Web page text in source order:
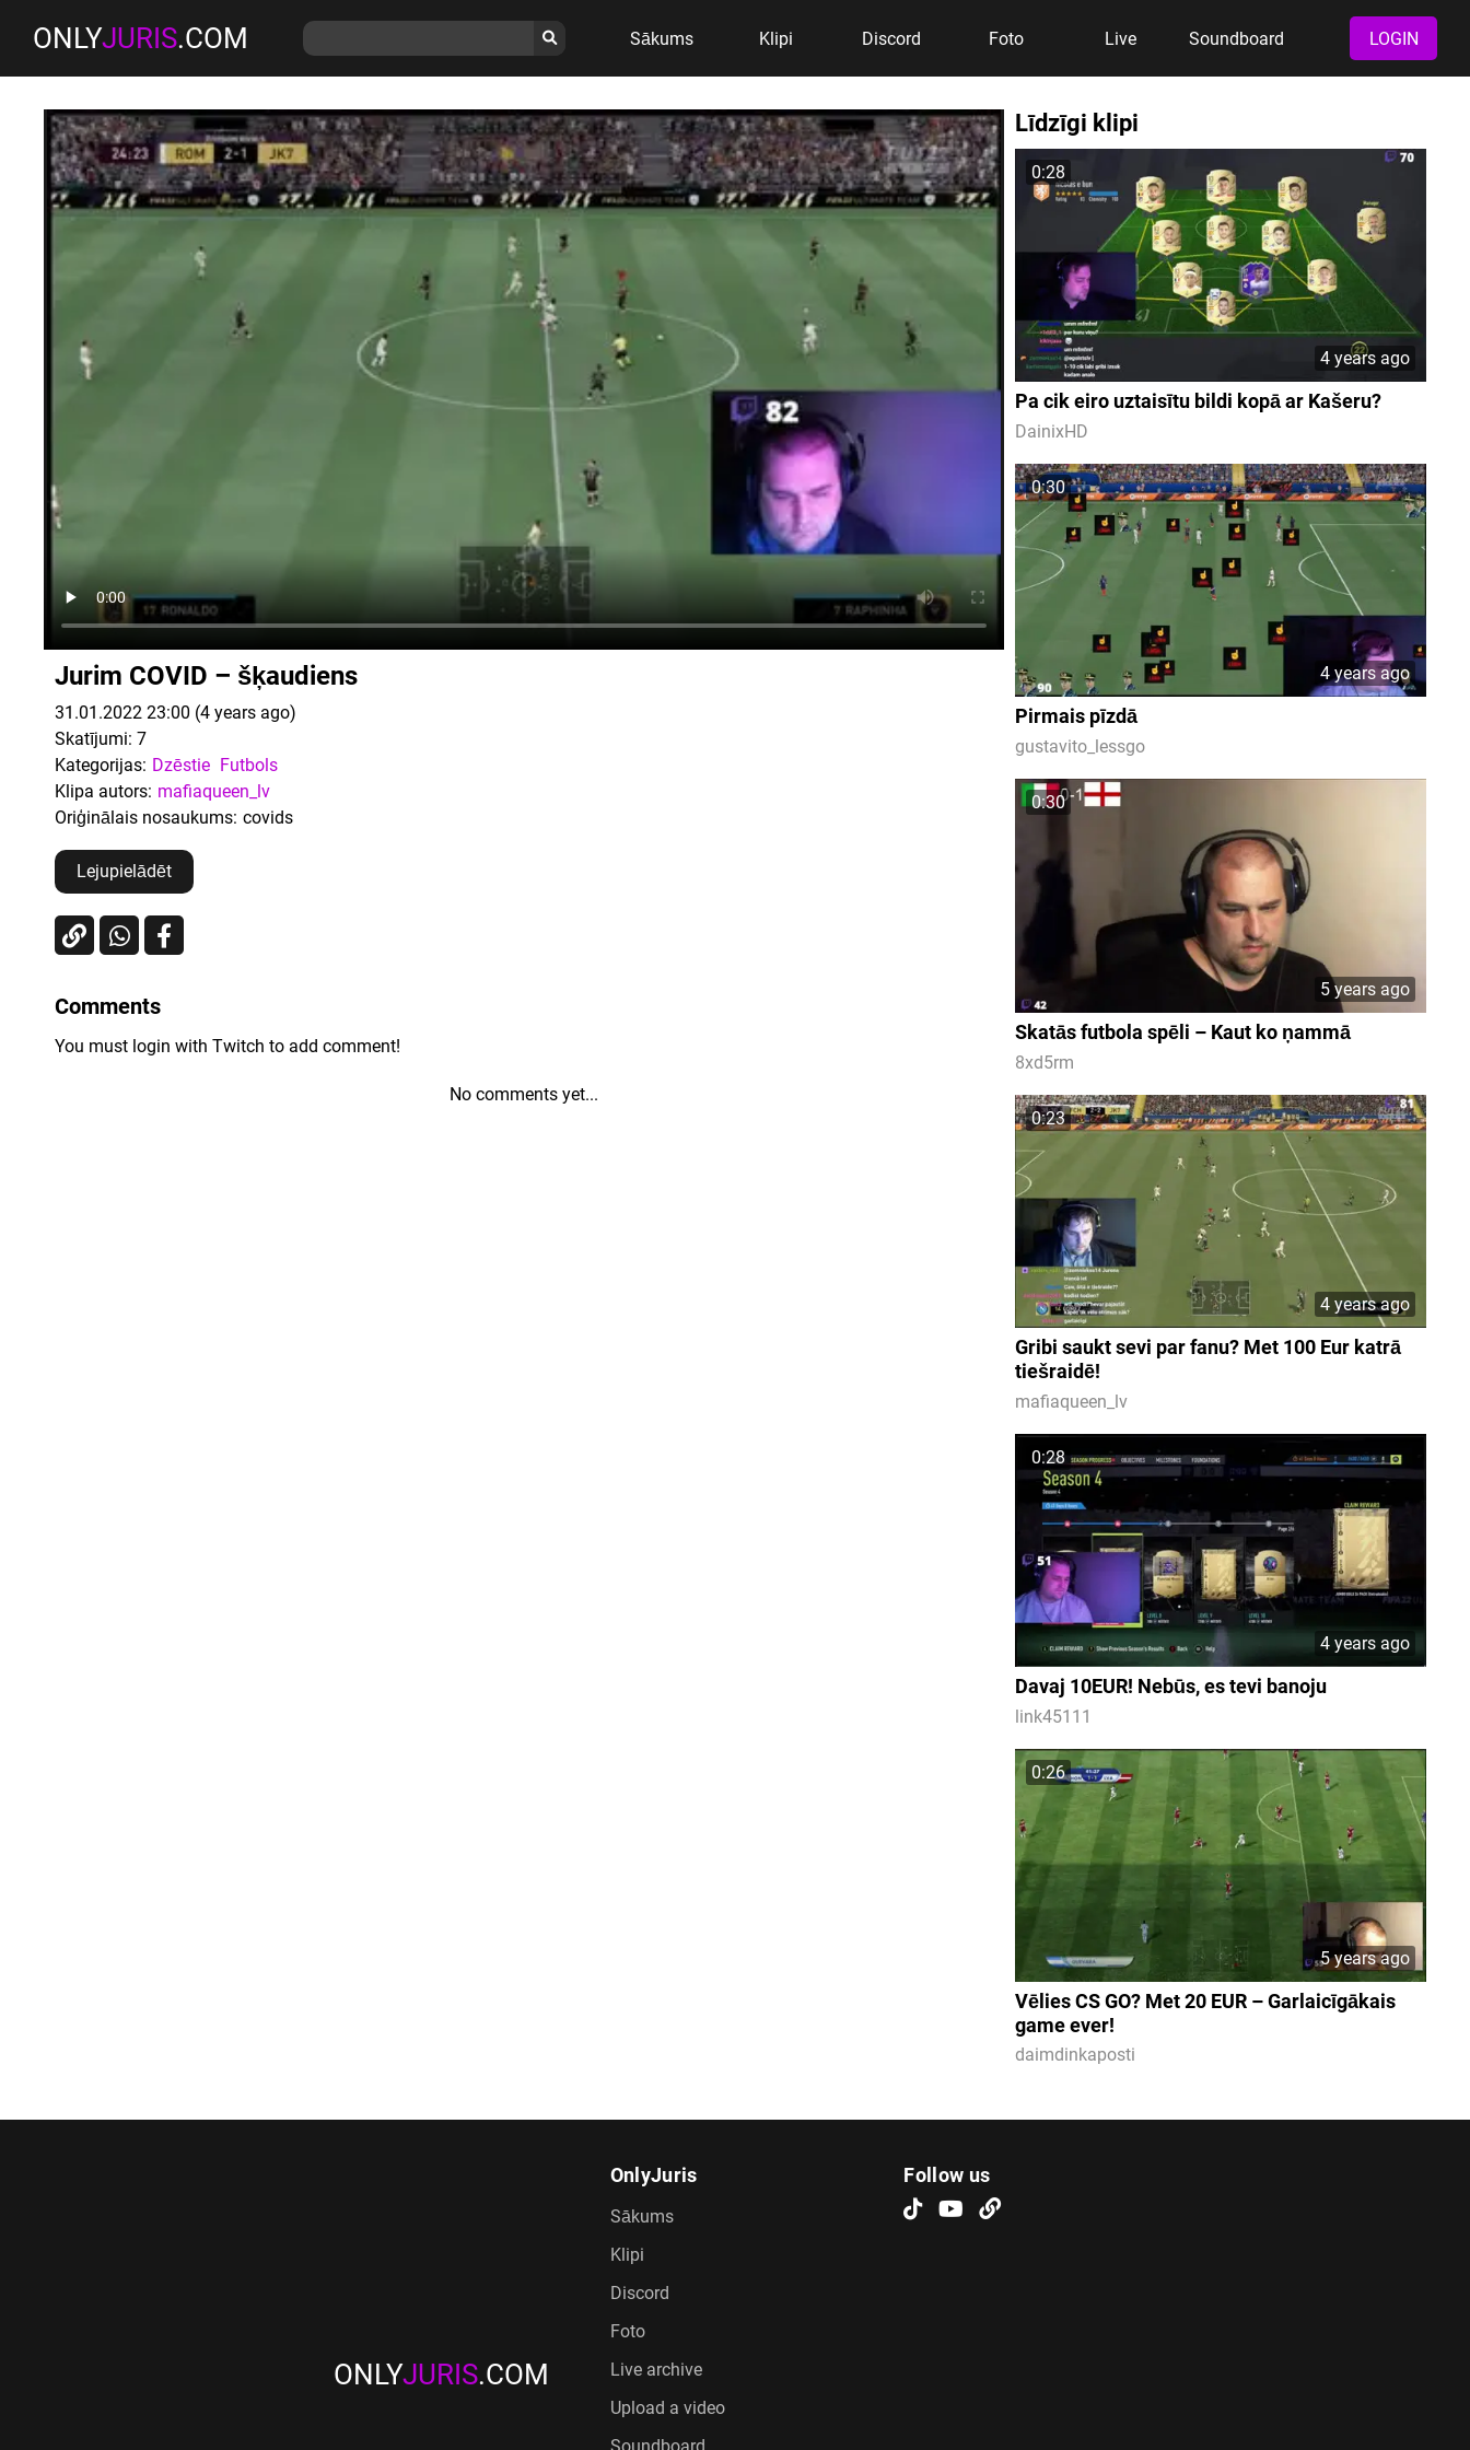
ONLYJURIS.COM Sākums Klipi Discord Foto Live Soundboard LOGIN
Jurim COVID – šķaudiens
31.01.2022 23:00 (4 years ago)
Skatījumi: 7
Kategorijas: Dzēstie Futbols
Klipa autors: mafiaqueen_lv
Oriģinālais nosaukums: covids
Lejupielādēt
Comments
You must login with Twitch to add comment!
No comments yet...
Līdzīgi klipi
0:28
4 years ago
Pa cik eiro uztaisītu bildi kopā ar Kašeru?
DainixHD
0:30
4 years ago
Pirmais pīzdā
gustavito_lessgo
0:30
5 years ago
Skatās futbola spēli – Kaut ko ņammā
8xd5rm
0:23
4 years ago
Gribi saukt sevi par fanu? Met 100 Eur katrā
tiešraidē!
mafiaqueen_lv
0:28
4 years ago
Davaj 10EUR! Nebūs, es tevi banoju
link45111
0:26
5 years ago
Vēlies CS GO? Met 20 EUR – Garlaicīgākais
game ever!
daimdinkaposti
ONLYJURIS.COM
OnlyJuris
Sākums
Klipi
Discord
Foto
Live archive
Upload a video
Follow us